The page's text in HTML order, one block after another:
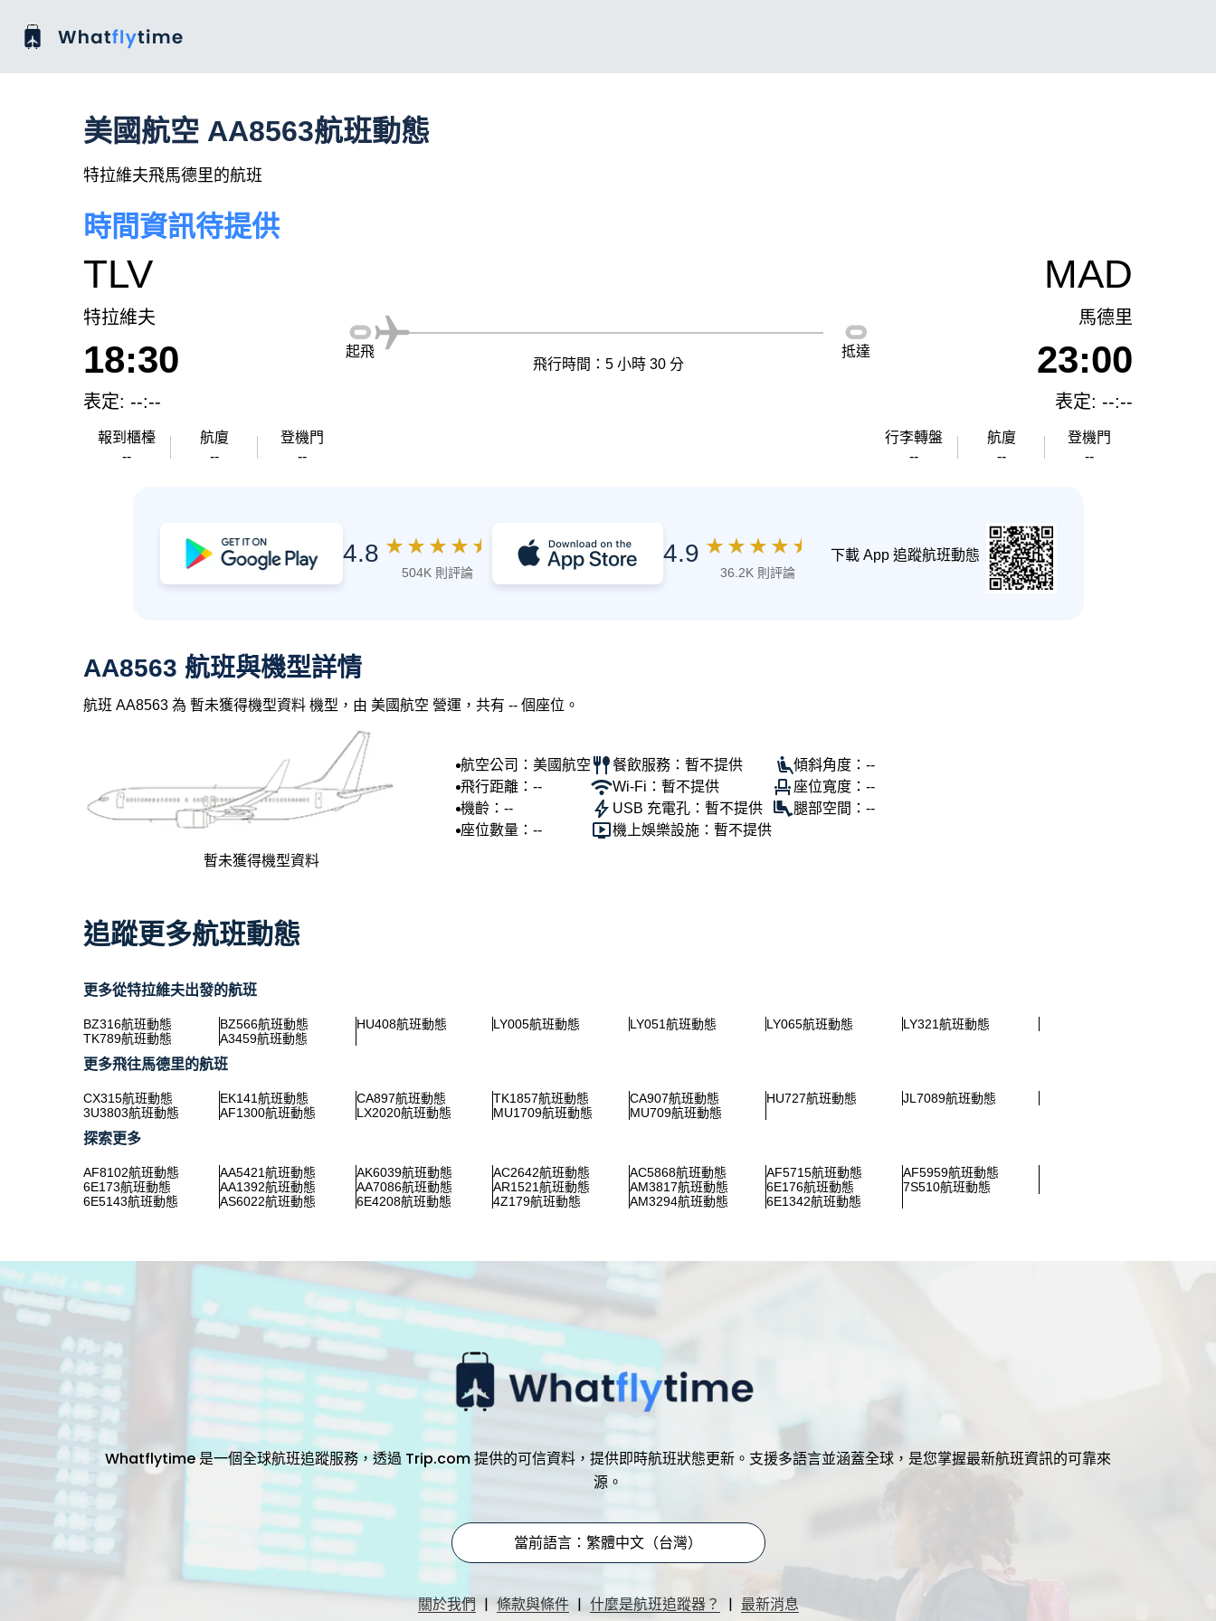
美國航空 AA8563航班動態
特拉維夫飛馬德里的航班
時間資訊待提供
TLV
特拉維夫
18:30
表定: --:--
報到櫃檯
--
航廈
--
登機門
--
起飛
飛行時間：5 小時 30 分
抵達
MAD
馬德里
23:00
表定: --:--
行李轉盤
--
航廈
--
登機門
--
4.8 ★ ★ ★ ★ ★
504K 則評論
4.9 ★ ★ ★ ★ ★
36.2K 則評論
下載 App 追蹤航班動態
AA8563 航班與機型詳情
航班 AA8563 為 暫未獲得機型資料 機型，由 美國航空 營運，共有 -- 個座位。
暫未獲得機型資料
航空公司：美國航空
飛行距離：--
機齡：--
座位數量：--
餐飲服務：暫不提供
Wi-Fi：暫不提供
USB 充電孔：暫不提供
機上娛樂設施：暫不提供
傾斜角度：--
座位寬度：--
腿部空間：--
追蹤更多航班動態
更多從特拉維夫出發的航班
BZ316航班動態 BZ566航班動態 HU408航班動態 LY005航班動態 LY051航班動態 LY065航班動態
LY321航班動態
TK789航班動態
A3459航班動態
更多飛往馬德里的航班
CX315航班動態 EK141航班動態 CA897航班動態 TK1857航班動態 CA907航班動態 HU727航班動態
JL7089航班動態
3U3803航班動態
AF1300航班動態 LX2020航班動態 MU1709航班動態 MU709航班動態
探索更多
AF8102航班動態 AA5421航班動態 AK6039航班動態 AC2642航班動態 AC5868航班動態 AF5715航班動態
AF5959航班動態
6E173航班動態
AA1392航班動態 AA7086航班動態 AR1521航班動態 AM3817航班動態 6E176航班動態
7S510航班動態
6E5143航班動態
AS6022航班動態 6E4208航班動態 4Z179航班動態 AM3294航班動態 6E1342航班動態
Whatflytime 是一個全球航班追蹤服務，透過 Trip.com 提供的可信資料，提供即時航班狀態更新。支援多語言並涵蓋全球，是您掌握最新航班資訊的可靠來
源。
當前語言：繁體中文（台灣）
關於我們 | 條款與條件 | 什麼是航班追蹤器？ | 最新消息